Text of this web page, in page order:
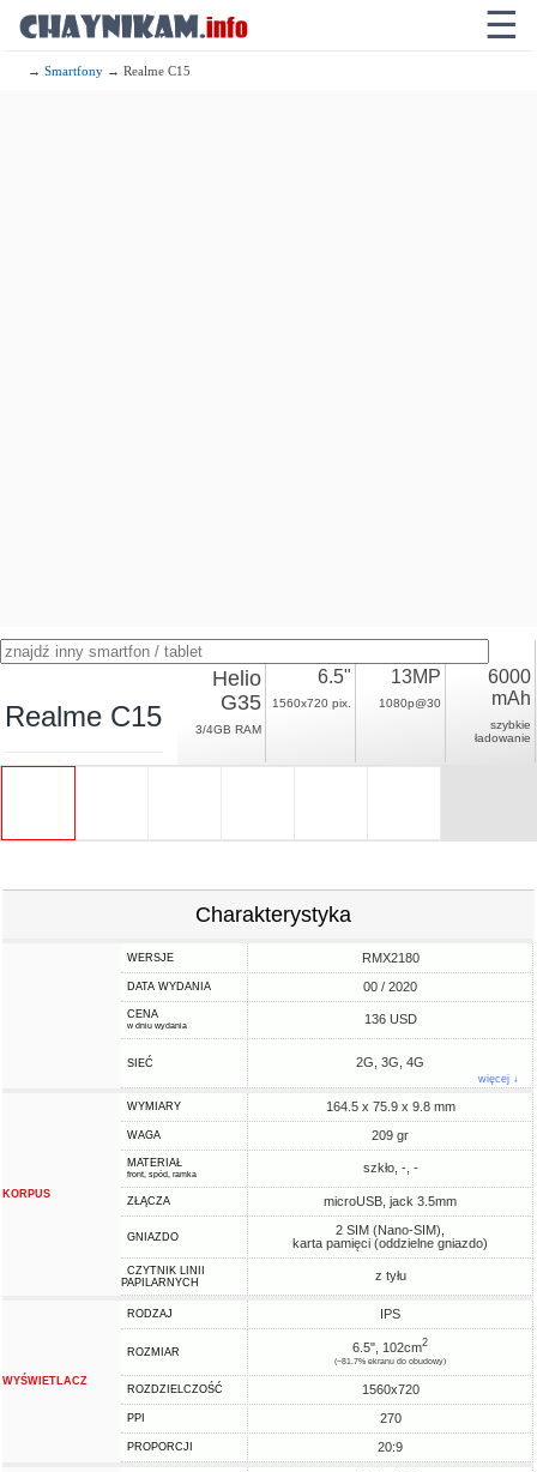
☰
→Smartfony → Realme C15
Realme C15
Helio
G35
3/4GB RAM
6.5"
1560x720 pix.
13MP
1080p@30
6000
mAh
szybkie
ładowanie
Charakterystyka
WERSJE RMX2180
DATA WYDANIA 00 / 2020
CENA
w dniu wydania 136 USD
SIEĆ 2G, 3G, 4G
więcej ↓
KORPUS
WYMIARY 164.5 x 75.9 x 9.8 mm
WAGA 209 gr
MATERIAŁ
front, spód, ramka szkło, -, -
ZŁĄCZA microUSB, jack 3.5mm
GNIAZDO
2 SIM (Nano-SIM),
karta pamięci (oddzielne gniazdo)
CZYTNIK LINII
PAPILARNYCH
z tyłu
WYŚWIETLACZ
RODZAJ IPS
ROZMIAR 6.5", 102cm2
(~81.7% ekranu do obudowy)
ROZDZIELCZOŚĆ 1560x720
PPI 270
PROPORCJI 20:9